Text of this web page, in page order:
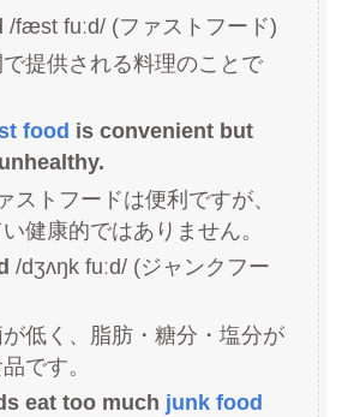
/fæst fuːd/ (ファストフード)
提供される料理のことで
food is convenient but
ストフードは便利ですが、
健康的ではありません。
/dʒʌŋk fuːd/ (ジャンクフー
低く、脂肪・糖分・塩分が
です。
eat too much junk food